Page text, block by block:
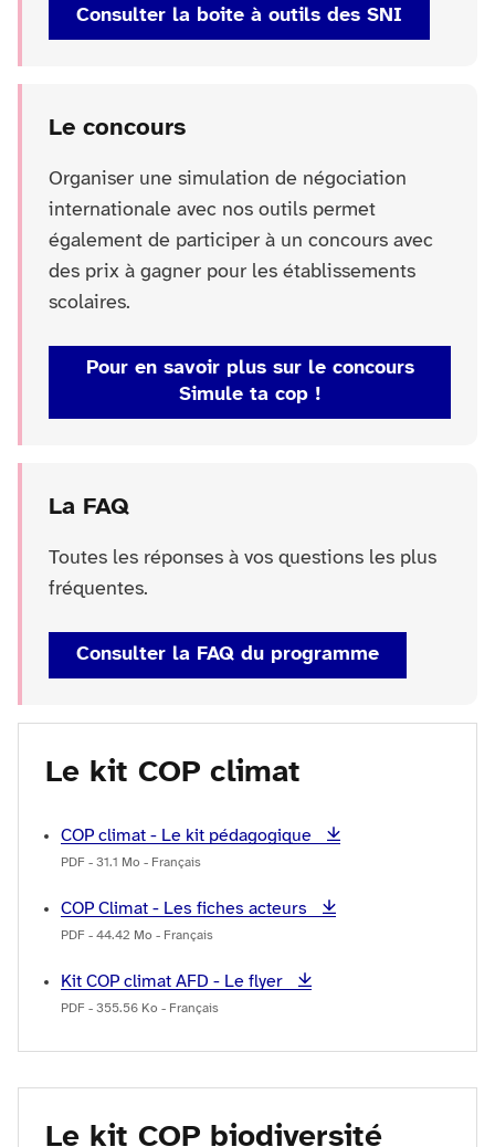
Consulter la boite à outils des SNI
Le concours
Organiser une simulation de négociation
internationale avec nos outils permet
également de participer à un concours avec
des prix à gagner pour les établissements
scolaires.
Pour en savoir plus sur le concours
Simule ta cop !
La FAQ
Toutes les réponses à vos questions les plus
fréquentes.
Consulter la FAQ du programme
Le kit COP climat
COP climat - Le kit pédagogique
PDF - 31.1 Mo - Français
COP Climat - Les fiches acteurs
PDF - 44.42 Mo - Français
Kit COP climat AFD - Le flyer
PDF - 355.56 Ko - Français
Le kit COP biodiversité